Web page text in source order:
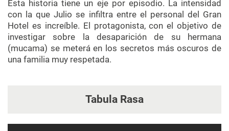
Esta historia tiene un eje por episodio. La intensidad
con la que Julio se infiltra entre el personal del Gran
Hotel es increíble. El protagonista, con el objetivo de
investigar sobre la desaparición de su hermana
(mucama) se meterá en los secretos más oscuros de
una familia muy respetada.
Tabula Rasa